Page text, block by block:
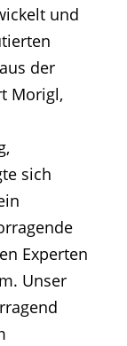
und
der
Morigl,
sich
Experten
Unser